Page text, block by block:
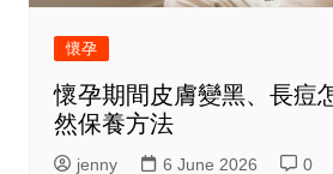
懷孕
懷孕期間皮膚變黑、長痘
然保養方法
jenny 6 June 2026 0